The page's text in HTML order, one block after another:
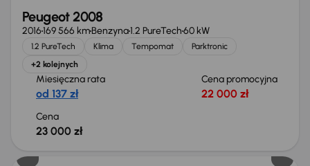
Peugeot 2008
2016169 566 kmBenzyna1.2 PureTech60 kW
1.2 PureTech Klima Tempomat
Parktronic
+2 kolejnych
Miesięczna rata
od 137 zł
Cena promocyjna
22 000 zł
Cena
23 000 zł